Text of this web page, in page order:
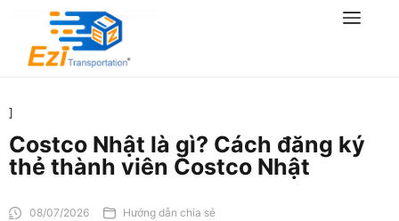
]
Costco Nhật là gì? Cách đăng ký
thẻ thành viên Costco Nhật
08/07/2026 Hướng dẫn chia sẻ